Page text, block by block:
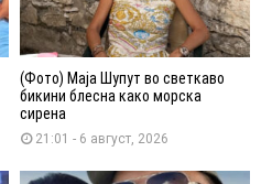
(Фото) Маја Шупут во светкаво
бикини блесна како морска
сирена
21:01 - 6 август, 2026